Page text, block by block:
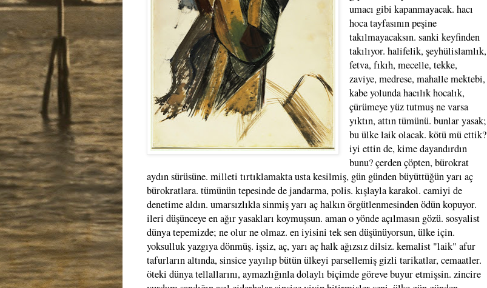
umacı gibi kapanmayacak. hacı
hoca tayfasının peşine
takılmayacaksın. sanki keyfinden
takılıyor. halifelik, şeyhülislamlık,
fetva, fıkıh, mecelle, tekke,
zaviye, medrese, mahalle mektebi,
kabe yolunda hacılık hocalık,
çürümeye yüz tutmuş ne varsa
yıktın, attın tümünü. bunlar yasak;
bu ülke laik olacak. kötü mü ettik?
iyi ettin de, kime dayandırdın
bunu? çerden çöpten, bürokrat
aydın sürüsüne. milleti tırtıklamakta usta kesilmiş, gün günden büyüttüğün yarı aç
bürokratlara. tümünün tepesinde de jandarma, polis. kışlayla karakol. camiyi de
denetime aldın. umarsızlıkla sinmiş yarı aç halkın örgütlenmesinden ödün kopuyor.
ileri düşünceye en ağır yasakları koymuşsun. aman o yönde açılmasın gözü. sosyalist
dünya tepemizde; ne olur ne olmaz. en iyisini tek sen düşünüyorsun, ülke için.
yoksulluk yazgıya dönmüş. işsiz, aç, yarı aç halk ağızsız dilsiz. kemalist "laik" afur
tafurların altında, sinsice yayılıp bütün ülkeyi parsellemiş gizli tarikatlar, cemaatler.
öteki dünya tellallarını, aymazlığınla dolaylı biçimde göreve buyur etmişsin. zincire